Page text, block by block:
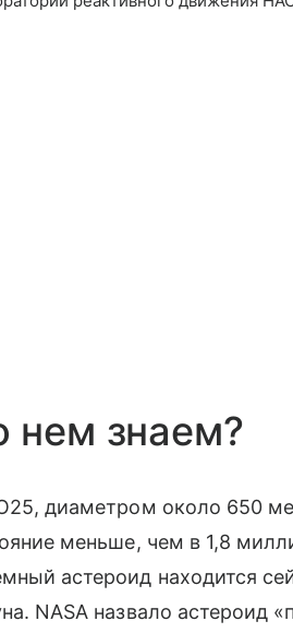
нем знаем?
диаметром около 650
меньше, чем в 1,8
астероид находится
NASA назвало астероид